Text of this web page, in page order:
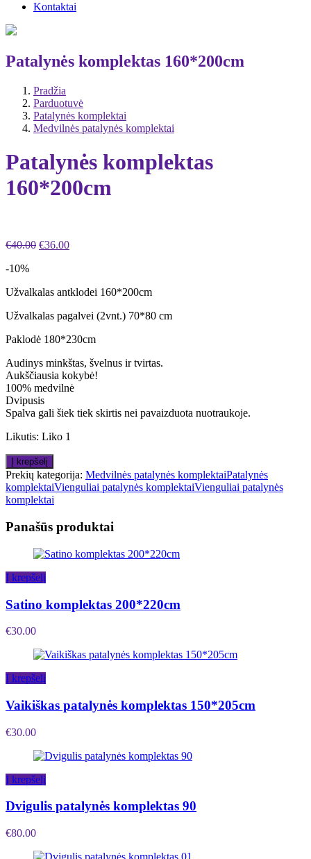
Kontaktai
Patalynės komplektas 160*200cm
Pradžia
Parduotuvė
Patalynės komplektai
Medvilnės patalynės komplektai
Patalynės komplektas
160*200cm
€40.00 Original
€36.00Current
-10%
Užvalkalas antklodei 160*200cm
Užvalkalas pagalvei (2vnt.) 70*80 cm
Paklodė 180*230cm
Audinys minkštas, švelnus ir tvirtas.
Aukščiausia kokybė!
100% medvilnė
Dvipusis
Spalva gali šiek tiek skirtis nei pavaizduota nuotraukoje.
Likutis: Liko 1
produkto
kiekis:
Patalynės
komplektas
160*200cm
Į krepšelį
Prekių kategorija: Medvilnės patalynės komplektaiPatalynės
komplektaiVienguliai patalynės komplektaiVienguliai patalynės
komplektai
Panašūs produktai
Į krepšelį
Satino komplektas 200*220cm
€30.00
Į krepšelį
Vaikiškas patalynės komplektas 150*205cm
€30.00
Į krepšelį
Dvigulis patalynės komplektas 90
€80.00